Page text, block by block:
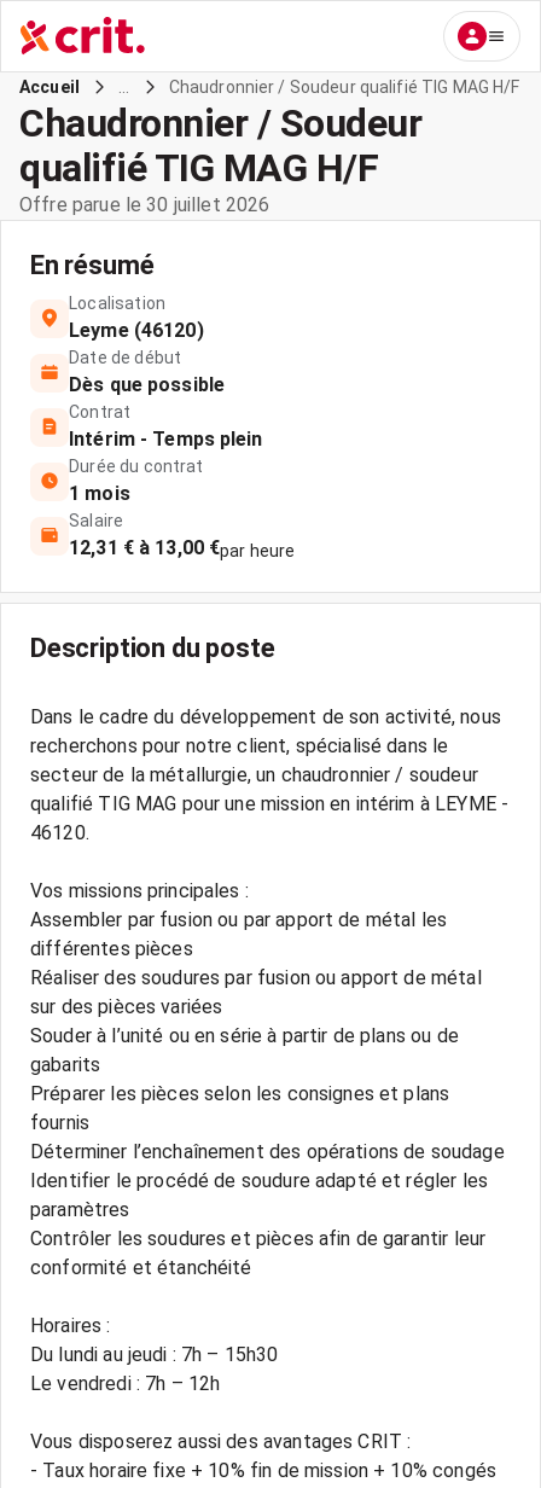
Accueil Chaudronnier / Soudeur qualifié TIG MAG H/F
Chaudronnier / Soudeur
qualifié TIG MAG H/F
Offre parue le 30 juillet 2026
En résumé
Localisation
Leyme (46120)
Date de début
Dès que possible
Contrat
Intérim - Temps plein
Durée du contrat
1 mois
Salaire
12,31 € à 13,00 €par heure
Description du poste
Dans le cadre du développement de son activité, nous
recherchons pour notre client, spécialisé dans le
secteur de la métallurgie, un chaudronnier / soudeur
qualifié TIG MAG pour une mission en intérim à LEYME -
46120.
Vos missions principales :
Assembler par fusion ou par apport de métal les
différentes pièces
Réaliser des soudures par fusion ou apport de métal
sur des pièces variées
Souder à l’unité ou en série à partir de plans ou de
gabarits
Préparer les pièces selon les consignes et plans
fournis
Déterminer l’enchaînement des opérations de soudage
Identifier le procédé de soudure adapté et régler les
paramètres
Contrôler les soudures et pièces afin de garantir leur
conformité et étanchéité
Horaires :
Du lundi au jeudi : 7h – 15h30
Le vendredi : 7h – 12h
Vous disposerez aussi des avantages CRIT :
- Taux horaire fixe + 10% fin de mission + 10% congés